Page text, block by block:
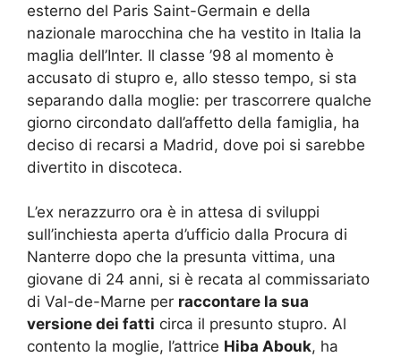
esterno del Paris Saint-Germain e della
nazionale marocchina che ha vestito in Italia la
maglia dell’Inter. Il classe ’98 al momento è
accusato di stupro e, allo stesso tempo, si sta
separando dalla moglie: per trascorrere qualche
giorno circondato dall’affetto della famiglia, ha
deciso di recarsi a Madrid, dove poi si sarebbe
divertito in discoteca.
L’ex nerazzurro ora è in attesa di sviluppi
sull’inchiesta aperta d’ufficio dalla Procura di
Nanterre dopo che la presunta vittima, una
giovane di 24 anni, si è recata al commissariato
di Val-de-Marne per raccontare la sua
versione dei fatti circa il presunto stupro. Al
contento la moglie, l’attrice Hiba Abouk, ha